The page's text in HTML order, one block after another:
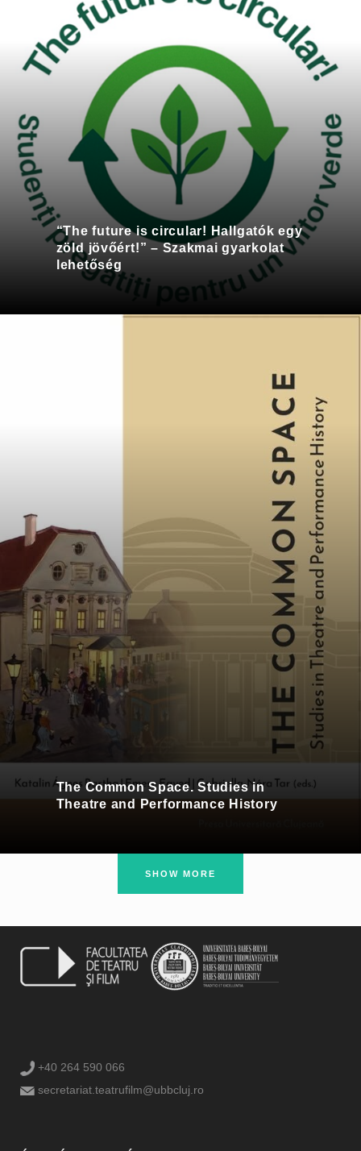
“The future is circular! Hallgatók egy
zöld jövőért!” – Szakmai gyarkolat
lehetőség
The Common Space. Studies in
Theatre and Performance History
SHOW MORE
+40 264 590 066
secretariat.teatrufilm@ubbcluj.ro